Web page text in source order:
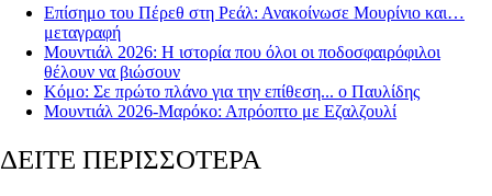
Επίσημο του Πέρεθ στη Ρεάλ: Ανακοίνωσε Μουρίνιο και…
μεταγραφή
Μουντιάλ 2026: Η ιστορία που όλοι οι ποδοσφαιρόφιλοι
θέλουν να βιώσουν
Κόμο: Σε πρώτο πλάνο για την επίθεση... ο Παυλίδης
Μουντιάλ 2026-Μαρόκο: Απρόοπτο με Εζαλζουλί
ΔΕΙΤΕ ΠΕΡΙΣΣΟΤΕΡΑ